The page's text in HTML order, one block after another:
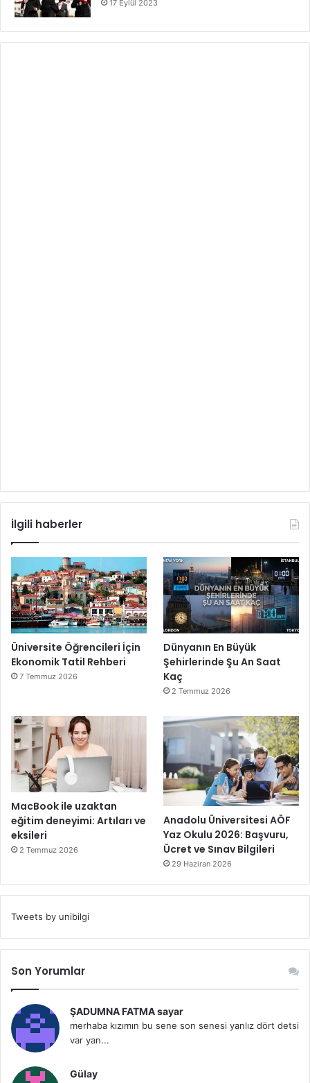
17 Eylül 2023
İlgili haberler
Üniversite Öğrencileri İçin
Ekonomik Tatil Rehberi
7 Temmuz 2026
Dünyanın En Büyük
Şehirlerinde Şu An Saat
Kaç
2 Temmuz 2026
MacBook ile uzaktan
eğitim deneyimi: Artıları ve
eksileri
2 Temmuz 2026
Anadolu Üniversitesi AÖF
Yaz Okulu 2026: Başvuru,
Ücret ve Sınav Bilgileri
29 Haziran 2026
Tweets by unibilgi
Son Yorumlar
ŞADUMNA FATMA sayar
merhaba kızımın bu sene son senesi yanlız dört detsi
var yan...
Gülay